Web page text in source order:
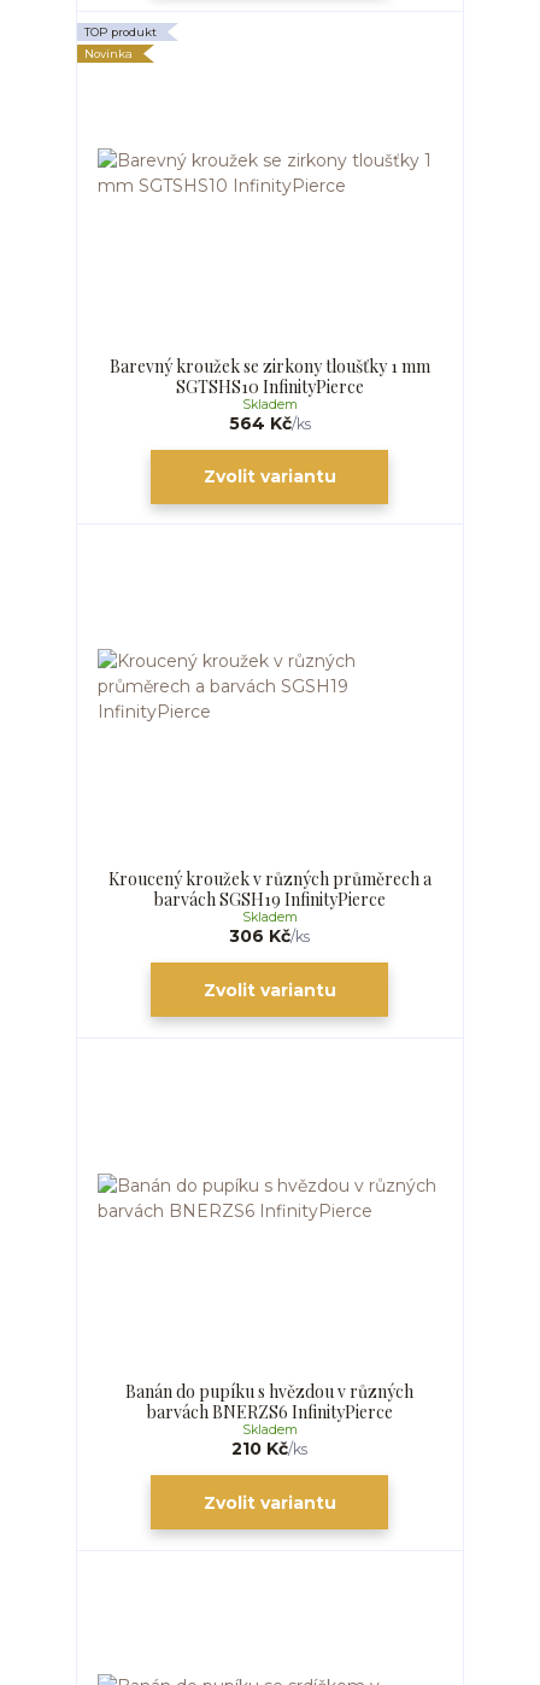
TOP produkt
Novinka
Barevný kroužek se zirkony tloušťky 1 mm
SGTSHS10 InfinityPierce
564 Kč/ks
Skladem
Zvolit variantu
Kroucený kroužek v různých průměrech a
barvách SGSH19 InfinityPierce
306 Kč/ks
Skladem
Zvolit variantu
Banán do pupíku s hvězdou v různých
barvách BNERZS6 InfinityPierce
210 Kč/ks
Skladem
Zvolit variantu